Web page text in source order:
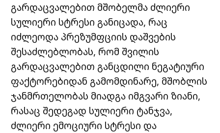
გარდაცვალებით მშობელმა ძლიერი
სულიერი სტრესი განიცადა, რაც
იძლეოდა პრეზუმფციის დაშვების
შესაძლებლობას, რომ შვილის
გარდაცვალებით განცდილი ნეგატიური
ფაქტორებიდან გამომდინარე, მშობლის
ჯანმრთელობას მიადგა იმგვარი ზიანი,
რასაც შედეგად სულიერი ტანჯვა,
ძლიერი ემოციური სტრესი და